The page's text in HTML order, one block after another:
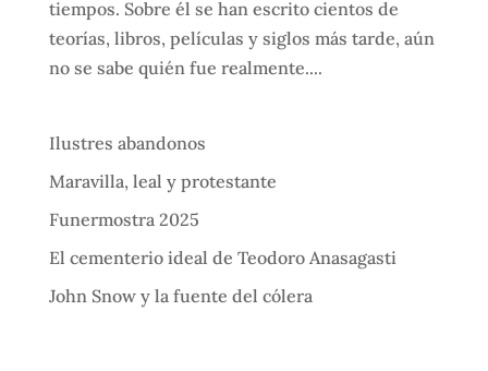
tiempos. Sobre él se han escrito cientos de
teorías, libros, películas y siglos más tarde, aún
no se sabe quién fue realmente....
Ilustres abandonos
Maravilla, leal y protestante
Funermostra 2025
El cementerio ideal de Teodoro Anasagasti
John Snow y la fuente del cólera